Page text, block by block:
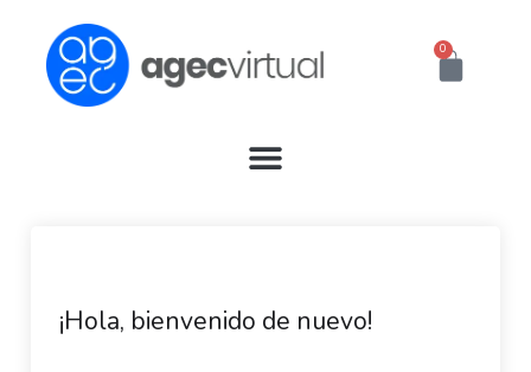
contenido
0
Cart
¡Hola, bienvenido de nuevo!